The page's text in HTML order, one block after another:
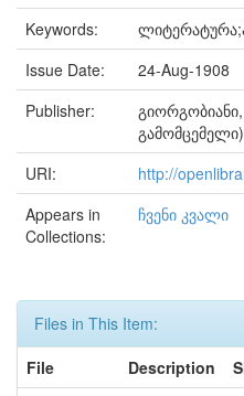
Keywords:
Issue Date:
24-Aug-1908
Publisher:
გამომცემელი)
URI:
http://
Appears in
Collections:
ჩვენი კვალი
Files in This Item:
File
Description